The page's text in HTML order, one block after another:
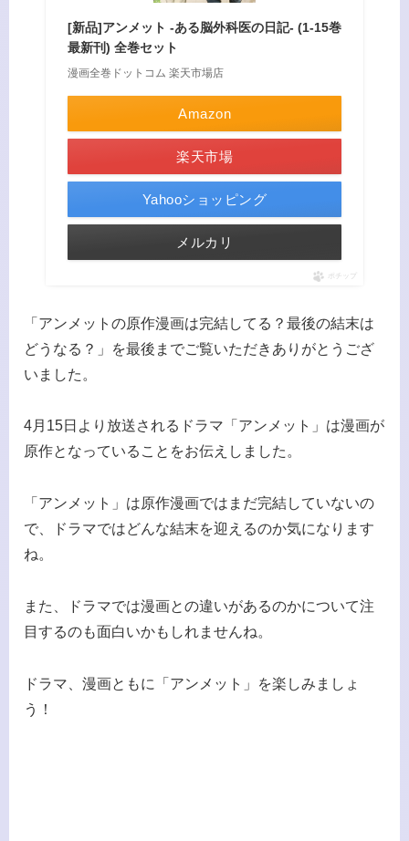
[新品]アンメット -ある脳外科医の日記- (1-15巻
最新刊) 全巻セット
漫画全巻ドットコム 楽天市場店
Amazon
楽天市場
Yahooショッピング
メルカリ
ポチップ
「アンメットの原作漫画は完結してる？最後の結末は
どうなる？」を最後までご覧いただきありがとうござ
いました。
4月15日より放送されるドラマ「アンメット」は漫画が
原作となっていることをお伝えしました。
「アンメット」は原作漫画ではまだ完結していないの
で、ドラマではどんな結末を迎えるのか気になります
ね。
また、ドラマでは漫画との違いがあるのかについて注
目するのも面白いかもしれませんね。
ドラマ、漫画ともに「アンメット」を楽しみましょ
う！